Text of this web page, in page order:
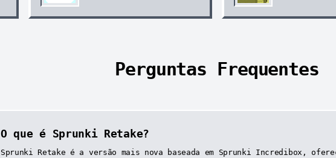
Perguntas Frequentes
O que é Sprunki Retake?
Sprunki Retake é a versão mais nova baseada em Sprunki Incredibox,